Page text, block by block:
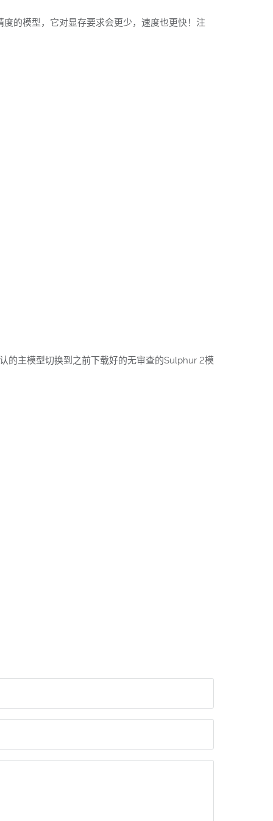
的模型，它对显存要求会更少，速度也更快！注
的主模型切换到之前下载好的无审查的Sulphur 2模